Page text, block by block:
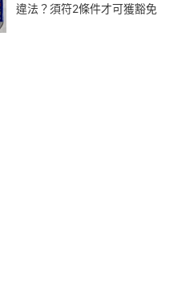
違法？須符2條件才可獲豁免